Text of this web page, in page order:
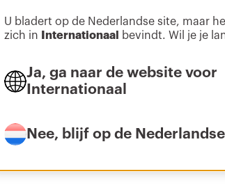
U bladert op de Nederlandse site, maar
zich in
Internationaal bevindt. Wil je je
Ja, ga naar de website voor
Internationaal
Nee, blijf op de